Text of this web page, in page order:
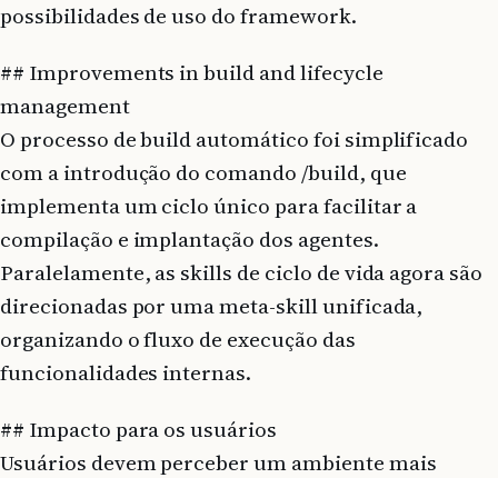
possibilidades de uso do framework.
## Improvements in build and lifecycle
management
O processo de build automático foi simplificado
com a introdução do comando /build, que
implementa um ciclo único para facilitar a
compilação e implantação dos agentes.
Paralelamente, as skills de ciclo de vida agora são
direcionadas por uma meta-skill unificada,
organizando o fluxo de execução das
funcionalidades internas.
## Impacto para os usuários
Usuários devem perceber um ambiente mais